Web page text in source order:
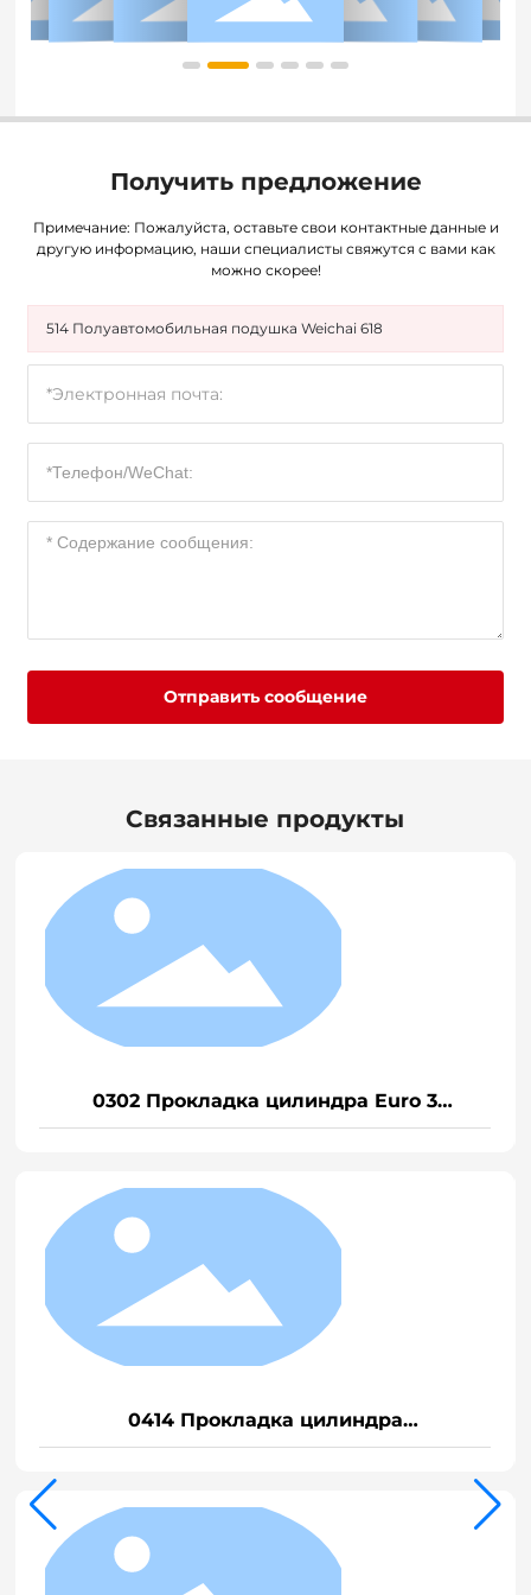
Получить предложение
Примечание: Пожалуйста, оставьте свои контактные данные и
другую информацию, наши специалисты свяжутся с вами как
можно скорее!
514 Полуавтомобильная подушка Weichai 618
Отправить сообщение
Связанные продукты
0302 Прокладка цилиндра Euro 3
VG1540040015
0414 Прокладка цилиндра
EGRVG1540040015A